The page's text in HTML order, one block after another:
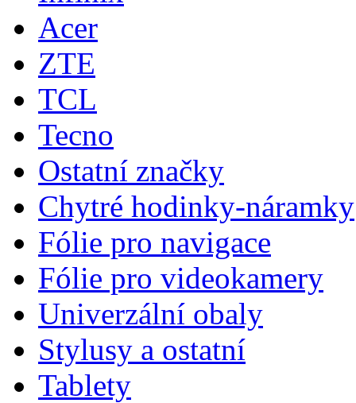
Acer
ZTE
TCL
Tecno
Ostatní značky
Chytré hodinky-náramky
Fólie pro navigace
Fólie pro videokamery
Univerzální obaly
Stylusy a ostatní
Tablety